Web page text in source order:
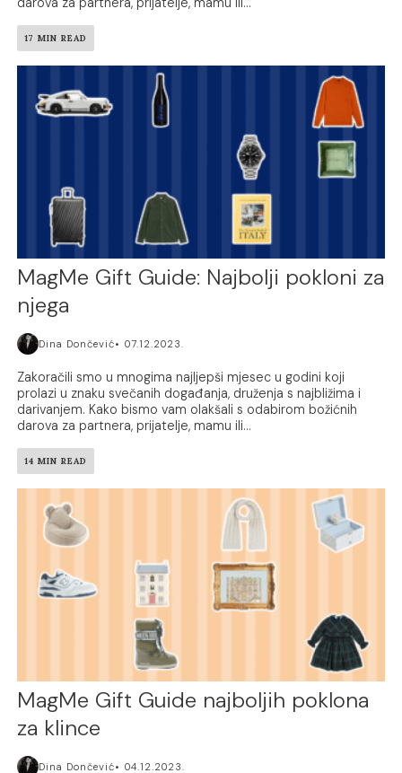
17 MIN READ
MagMe Gift Guide: Najbolji pokloni za
njega
Dina Dončević 07.12.2023.
Zakoračili smo u mnogima najljepši mjesec u godini koji
prolazi u znaku svečanih događanja, druženja s najbližima i
darivanjem. Kako bismo vam olakšali s odabirom božićnih
darova za partnera, prijatelje, mamu ili...
14 MIN READ
MagMe Gift Guide najboljih poklona
za klince
Dina Dončević 04.12.2023.